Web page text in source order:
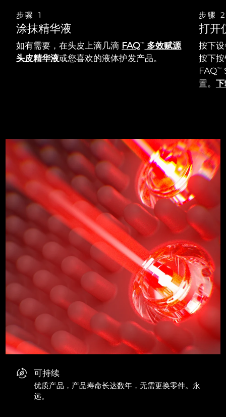
步骤 1
涂抹精华液
如有需要，在头皮上滴几滴 FAQTM
多效赋源
头皮精华液或您喜欢的液体护发产品。
步骤
打开
按下
按下
FAQTM
置。
可持续
优质产品，产品寿命长达数年，无需更换零件。永
远。